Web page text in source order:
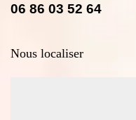
06 86 03 52 64
Nous localiser